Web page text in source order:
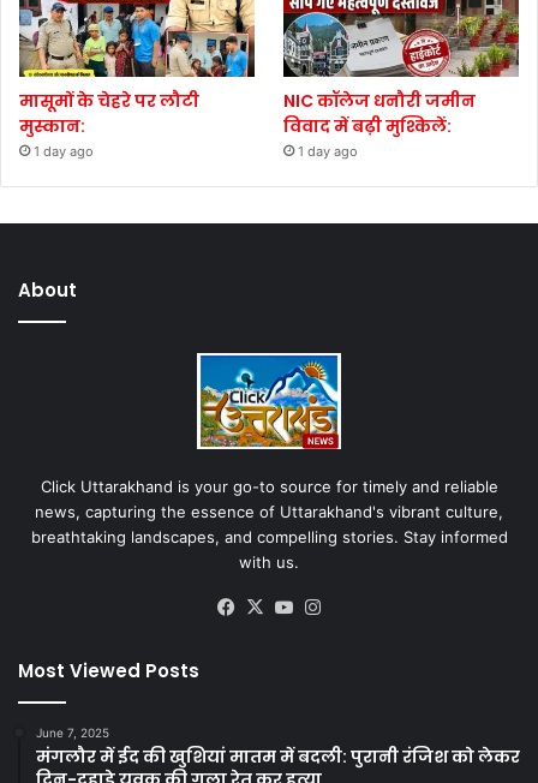
मासूमों के चेहरे पर लौटी
मुस्कान:
1 day ago
NIC कॉलेज धनौरी जमीन
विवाद में बढ़ी मुश्किलें:
1 day ago
About
Click Uttarakhand is your go-to source for timely and reliable
news, capturing the essence of Uttarakhand's vibrant culture,
breathtaking landscapes, and compelling stories. Stay informed
with us.
Facebook
X YouTube
Most Viewed Posts
June 7, 2025
मंगलौर में ईद की खुशियां मातम में बदली: पुरानी रंजिश को लेकर